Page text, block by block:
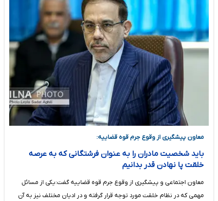
معاون پیشگیری از وقوع جرم قوه قضاییه:
باید شخصیت مادران را به عنوان فرشتگانی که به عرصه
خلقت پا نهادن قدر بدانیم
معاون اجتماعی و پیشگیری از وقوع جرم قوه قضاییه گفت:یکی از مسائل
مهمی که در نظام خلقت مورد توجه قرار گرفته و در ادیان مختلف نیز به آن